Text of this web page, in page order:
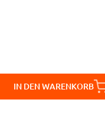
IN DEN WARENKORB